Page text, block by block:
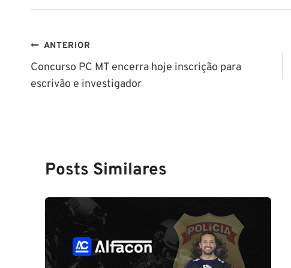
Navegação
de
ANTERIOR
Concurso PC MT encerra hoje inscrição para
escrivão e investigador
Posts Similares